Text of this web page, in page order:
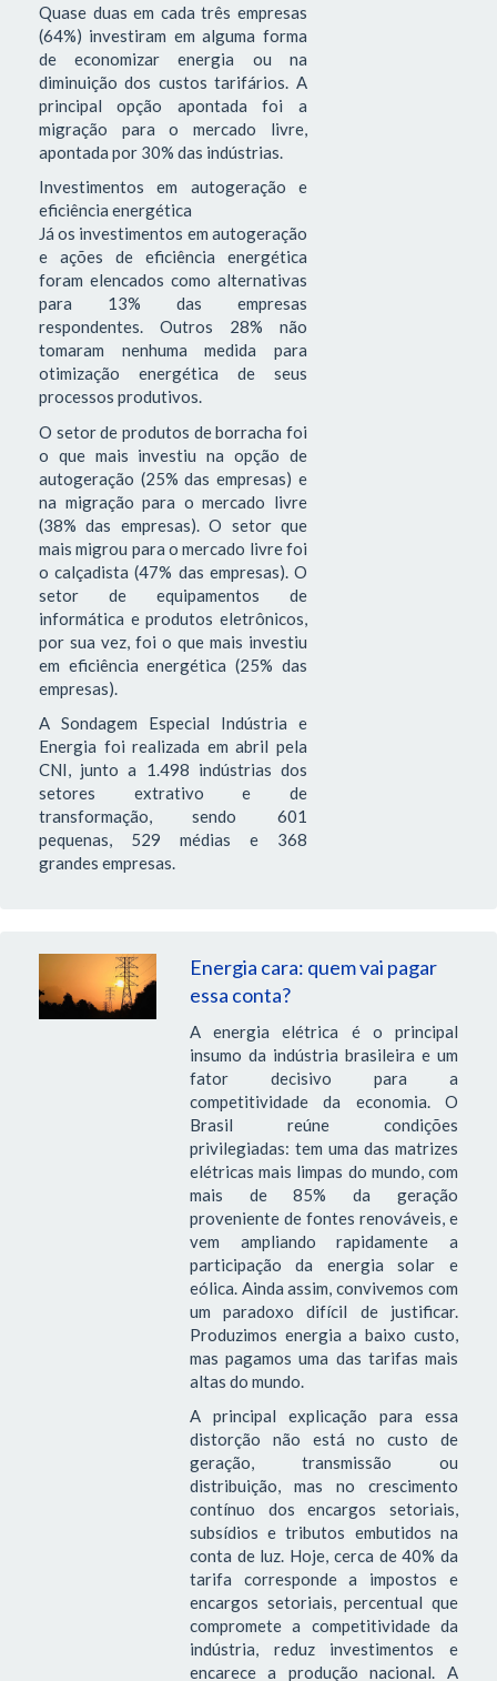
Quase duas em cada três empresas
(64%) investiram em alguma forma
de economizar energia ou na
diminuição dos custos tarifários. A
principal opção apontada foi a
migração para o mercado livre,
apontada por 30% das indústrias.
Investimentos em autogeração e
eficiência energética
Já os investimentos em autogeração
e ações de eficiência energética
foram elencados como alternativas
para 13% das empresas
respondentes. Outros 28% não
tomaram nenhuma medida para
otimização energética de seus
processos produtivos.
O setor de produtos de borracha foi
o que mais investiu na opção de
autogeração (25% das empresas) e
na migração para o mercado livre
(38% das empresas). O setor que
mais migrou para o mercado livre foi
o calçadista (47% das empresas). O
setor de equipamentos de
informática e produtos eletrônicos,
por sua vez, foi o que mais investiu
em eficiência energética (25% das
empresas).
A Sondagem Especial Indústria e
Energia foi realizada em abril pela
CNI, junto a 1.498 indústrias dos
setores extrativo e de
transformação, sendo 601
pequenas, 529 médias e 368
grandes empresas.
Energia cara: quem vai pagar
essa conta?
A energia elétrica é o principal
insumo da indústria brasileira e um
fator decisivo para a
competitividade da economia. O
Brasil reúne condições
privilegiadas: tem uma das matrizes
elétricas mais limpas do mundo, com
mais de 85% da geração
proveniente de fontes renováveis, e
vem ampliando rapidamente a
participação da energia solar e
eólica. Ainda assim, convivemos com
um paradoxo difícil de justificar.
Produzimos energia a baixo custo,
mas pagamos uma das tarifas mais
altas do mundo.
A principal explicação para essa
distorção não está no custo de
geração, transmissão ou
distribuição, mas no crescimento
contínuo dos encargos setoriais,
subsídios e tributos embutidos na
conta de luz. Hoje, cerca de 40% da
tarifa corresponde a impostos e
encargos setoriais, percentual que
compromete a competitividade da
indústria, reduz investimentos e
encarece a produção nacional. A